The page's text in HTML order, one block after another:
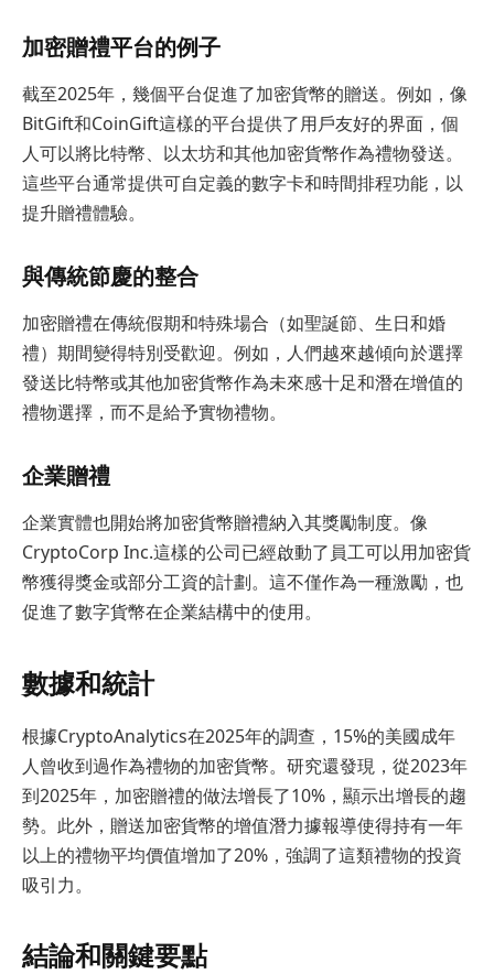
加密贈禮平台的例子
截至2025年，幾個平台促進了加密貨幣的贈送。例如，像
BitGift和CoinGift這樣的平台提供了用戶友好的界面，個
人可以將比特幣、以太坊和其他加密貨幣作為禮物發送。
這些平台通常提供可自定義的數字卡和時間排程功能，以
提升贈禮體驗。
與傳統節慶的整合
加密贈禮在傳統假期和特殊場合（如聖誕節、生日和婚
禮）期間變得特別受歡迎。例如，人們越來越傾向於選擇
發送比特幣或其他加密貨幣作為未來感十足和潛在增值的
禮物選擇，而不是給予實物禮物。
企業贈禮
企業實體也開始將加密貨幣贈禮納入其獎勵制度。像
CryptoCorp Inc.這樣的公司已經啟動了員工可以用加密貨
幣獲得獎金或部分工資的計劃。這不僅作為一種激勵，也
促進了數字貨幣在企業結構中的使用。
數據和統計
根據CryptoAnalytics在2025年的調查，15%的美國成年
人曾收到過作為禮物的加密貨幣。研究還發現，從2023年
到2025年，加密贈禮的做法增長了10%，顯示出增長的趨
勢。此外，贈送加密貨幣的增值潛力據報導使得持有一年
以上的禮物平均價值增加了20%，強調了這類禮物的投資
吸引力。
結論和關鍵要點